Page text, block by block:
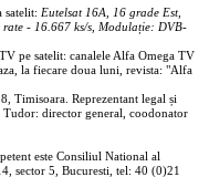
satelit: Eutelsat 16A, 16 grade Est,
rate - 16.667 ks/s, Modulație: DVB-
pe satelit: canalele Alfa Omega TV
la fiecare doua luni, revista: "Alfa
Timisoara. Reprezentant legal și
Tudor: director general, coodonator
este Consiliul National al
sector 5, Bucuresti, tel: 40 (0)21